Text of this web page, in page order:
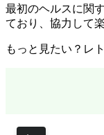
最初のヘルスに関
ており、協力して
もっと見たい？レ